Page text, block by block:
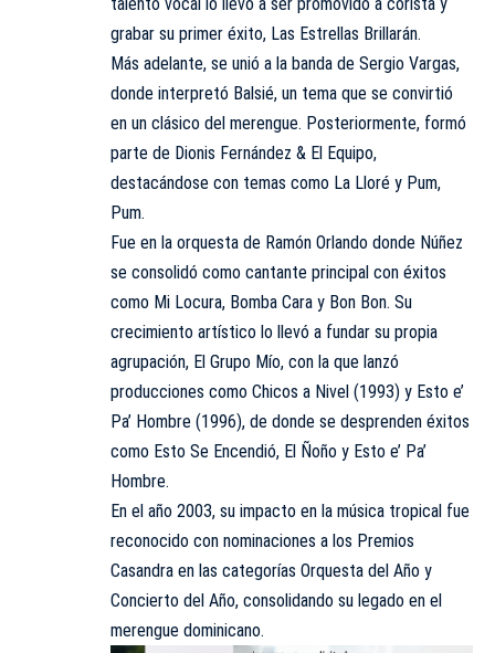
talento vocal lo llevó a ser promovido a corista y
grabar su primer éxito, Las Estrellas Brillarán.
Más adelante, se unió a la banda de Sergio Vargas,
donde interpretó Balsié, un tema que se convirtió
en un clásico del merengue. Posteriormente, formó
parte de Dionis Fernández & El Equipo,
destacándose con temas como La Lloré y Pum,
Pum.
Fue en la orquesta de Ramón Orlando donde Núñez
se consolidó como cantante principal con éxitos
como Mi Locura, Bomba Cara y Bon Bon. Su
crecimiento artístico lo llevó a fundar su propia
agrupación, El Grupo Mío, con la que lanzó
producciones como Chicos a Nivel (1993) y Esto e’
Pa’ Hombre (1996), de donde se desprenden éxitos
como Esto Se Encendió, El Ñoño y Esto e’ Pa’
Hombre.
En el año 2003, su impacto en la música tropical fue
reconocido con nominaciones a los Premios
Casandra en las categorías Orquesta del Año y
Concierto del Año, consolidando su legado en el
merengue dominicano.